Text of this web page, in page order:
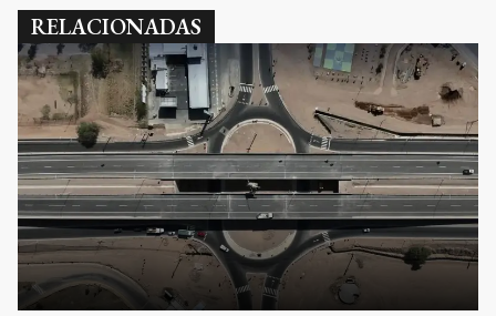
RELACIONADAS